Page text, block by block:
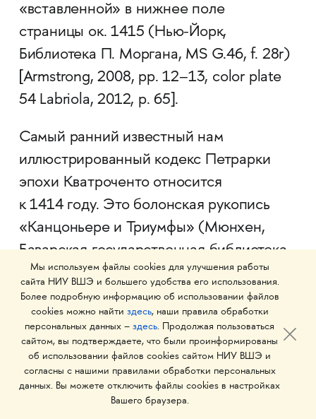
«вставленной» в нижнее поле
страницы ок. 1415 (Нью-­Йорк,
Библиотека П. Моргана, MS G.46, f. 28r)
[Armstrong, 2008, pp. 12–13, color plate
54 Labriola, 2012, p. 65].
Самый ранний известный нам
иллюстрированный кодекс Петрарки
эпохи Кватроченто относится
к 1414 году. Это болонская рукопись
«Канцоньере и Триумфы» (Мюнхен,
Баварская государственная библиотека,
Ms. Ital. 81), где имеется всего лишь
одна иллюстрация триумфа Смерти (f.
146r), оформление приписывается
близкому последователю болонского
живописца Джованни да Модена
[Labriola, 2012, p. 63].
Мы используем файлы cookies для улучшения работы
сайта НИУ ВШЭ и большего удобства его использования.
Более подробную информацию об использовании файлов
cookies можно найти здесь, наши правила обработки
персональных данных – здесь. Продолжая пользоваться
сайтом, вы подтверждаете, что были проинформированы
об использовании файлов cookies сайтом НИУ ВШЭ и
согласны с нашими правилами обработки персональных
данных. Вы можете отключить файлы cookies в настройках
Вашего браузера.